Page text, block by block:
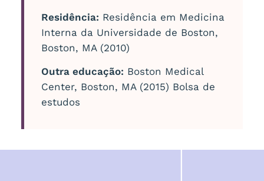
Residência: Residência em Medicina
Interna da Universidade de Boston,
Boston, MA (2010)
Outra educação: Boston Medical
Center, Boston, MA (2015) Bolsa de
estudos